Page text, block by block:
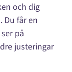
och dig
Du får en
på
justeringar